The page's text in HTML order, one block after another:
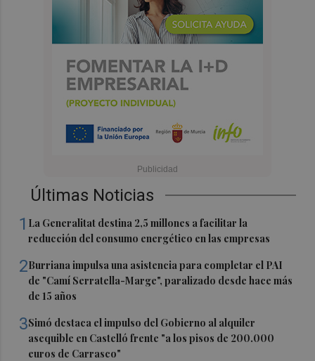
Últimas Noticias
1 La Generalitat destina 2,5 millones a facilitar la
reducción del consumo energético en las empresas
2Burriana impulsa una asistencia para completar el PAI
de "Camí Serratella-Marge", paralizado desde hace más
de 15 años
3Simó destaca el impulso del Gobierno al alquiler
asequible en Castelló frente "a los pisos de 200.000
euros de Carrasco"